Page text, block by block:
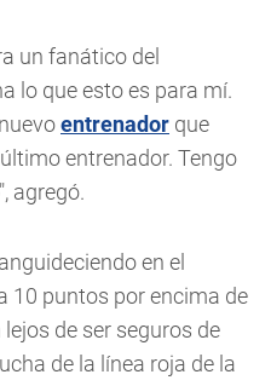
un fanático del
lo que esto es para mí.
entrenador que
entrenador. Tengo
agregó.
en el
10 puntos por encima de
de ser seguros de
de la línea roja de la